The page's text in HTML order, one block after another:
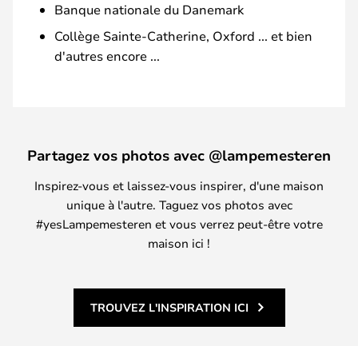
Banque nationale du Danemark
Collège Sainte-Catherine, Oxford ... et bien
d'autres encore ...
Partagez vos photos avec @lampemesteren
Inspirez-vous et laissez-vous inspirer, d'une maison
unique à l'autre. Taguez vos photos avec
#yesLampemesteren et vous verrez peut-être votre
maison ici !
TROUVEZ L'INSPIRATION ICI